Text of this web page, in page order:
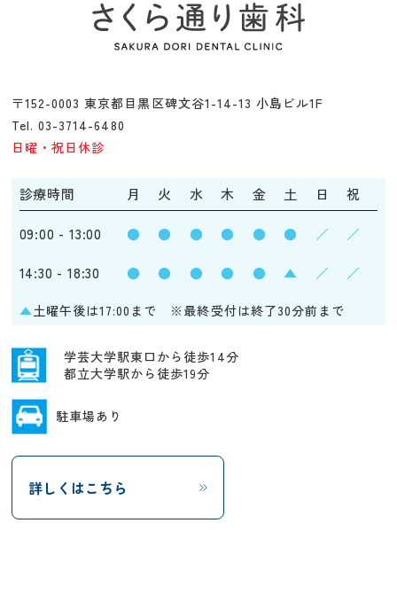
〒152-0003 東京都目黒区碑文谷1-14-13 小島ビル1F
Tel. 03-3714-6480
日曜・祝日休診
診療時間 月 火 水 木 金 土 日 祝
09:00 - 13:00 ● ● ● ● ● ● ／ ／
14:30 - 18:30 ● ● ● ● ● ▲ ／ ／
▲土曜午後は17:00まで ※最終受付は終了30分前まで
学芸大学駅東口から徒歩14分
都立大学駅から徒歩19分
駐車場あり
詳しくはこちら